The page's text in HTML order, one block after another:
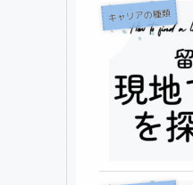
キャリアの種類